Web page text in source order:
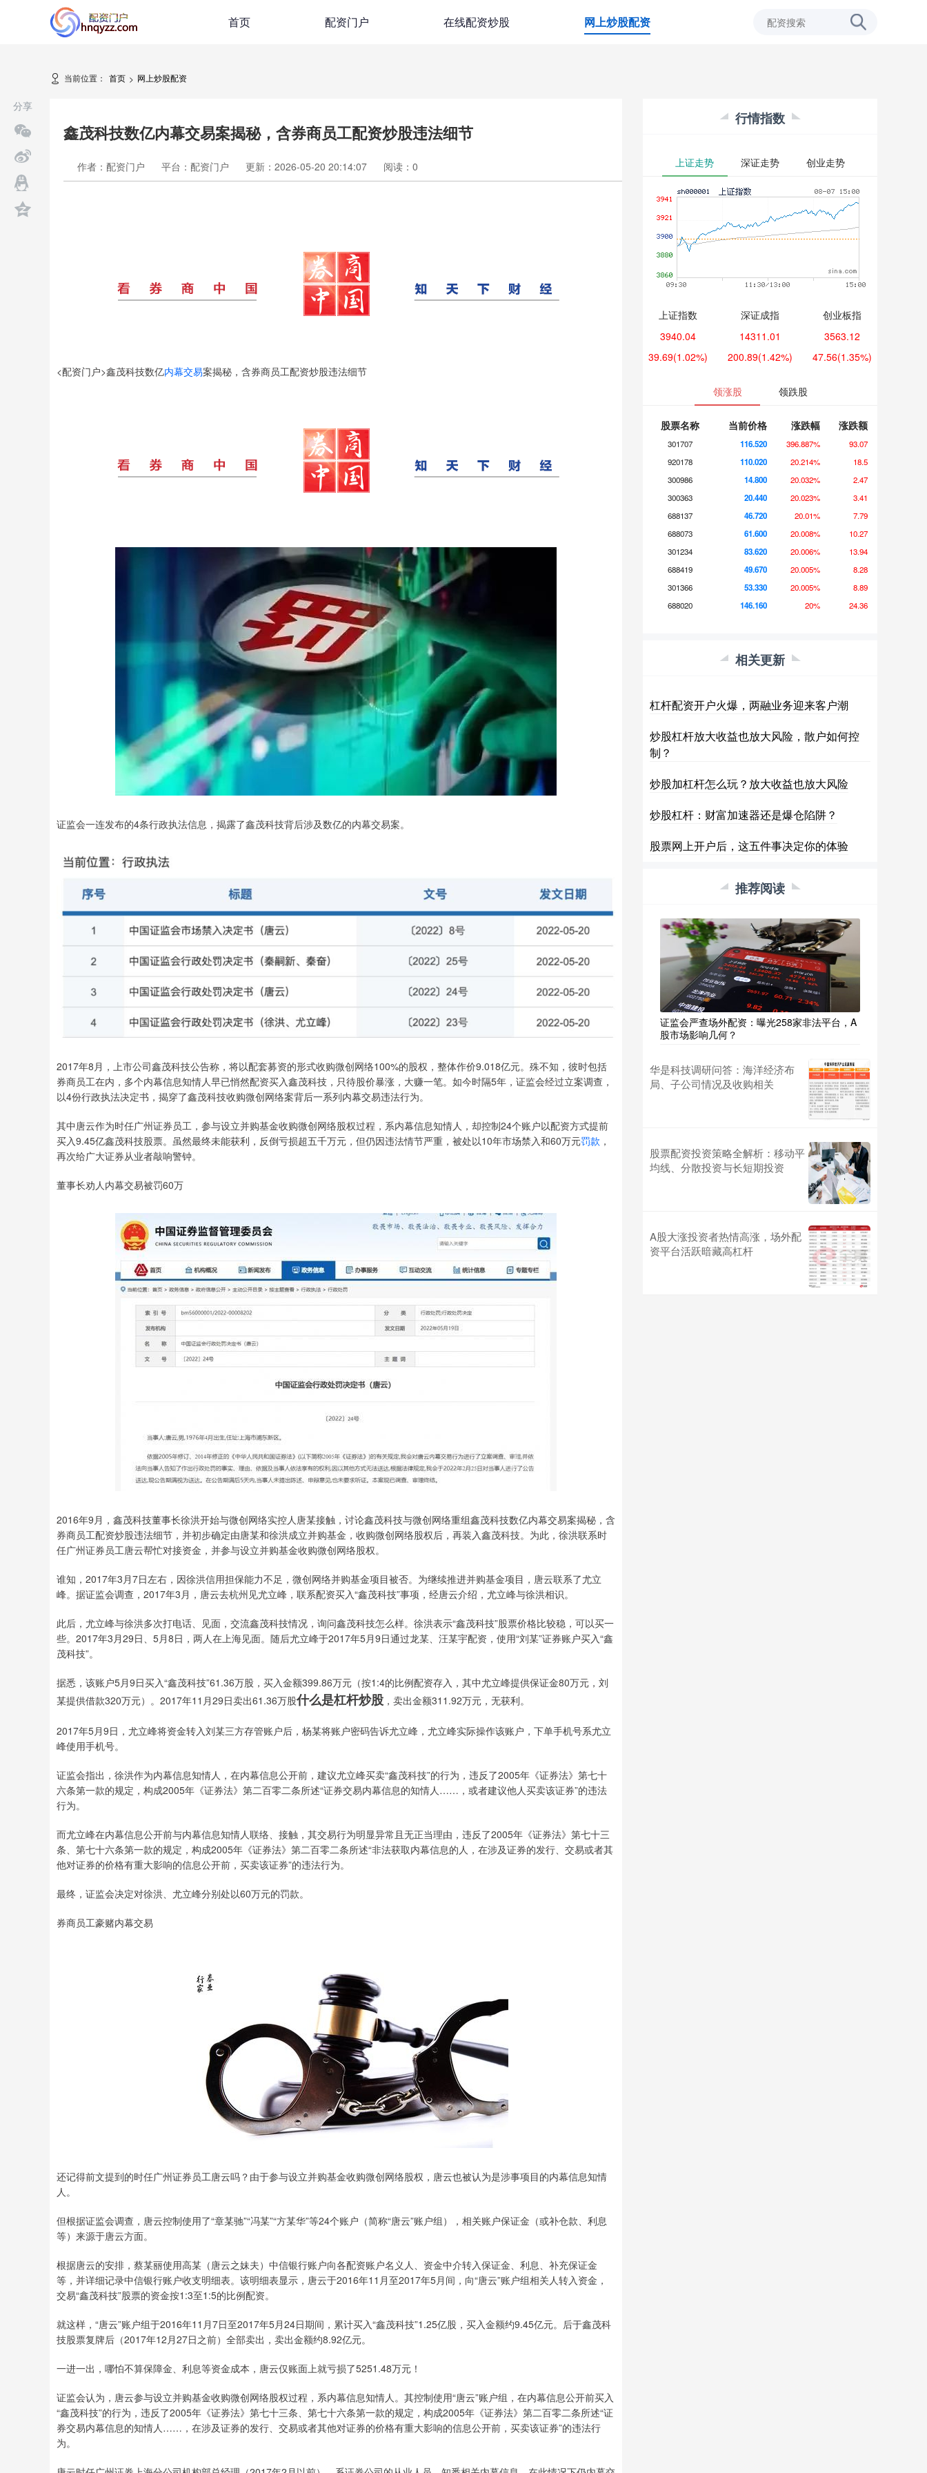
首页 配资门户 在线配资炒股 网上炒股配资
当前位置： 首页 > 网上炒股配资
鑫茂科技数亿内幕交易案揭秘，含券商员工配资炒股违法细节
作者：配资门户 平台：配资门户 更新：2026-05-20 20:14:07 阅读： 0
<配资门户>鑫茂科技数亿内幕交易案揭秘，含券商员工配资炒股违法细节
证监会一连发布的4条行政执法信息，揭露了鑫茂科技背后涉及数亿的内幕交易案。
2017年8月，上市公司鑫茂科技公告称，将以配套募资的形式收购微创网络100%的股权，整体作价9.018亿元。殊不知，彼时包括
券商员工在内，多个内幕信息知情人早已悄然配资买入鑫茂科技，只待股价暴涨，大赚一笔。如今时隔5年，证监会经过立案调查，
以4份行政执法决定书，揭穿了鑫茂科技收购微创网络案背后一系列内幕交易违法行为。
其中唐云作为时任广州证券员工，参与设立并购基金收购微创网络股权过程，系内幕信息知情人，却控制24个账户以配资方式提前
买入9.45亿鑫茂科技股票。虽然最终未能获利，反倒亏损超五千万元，但仍因违法情节严重，被处以10年市场禁入和60万元罚款 ，
再次给广大证券从业者敲响警钟。
董事长劝人内幕交易被罚60万
2016年9月，鑫茂科技董事长徐洪开始与微创网络实控人唐某接触，讨论鑫茂科技与微创网络重组鑫茂科技数亿内幕交易案揭秘，含
券商员工配资炒股违法细节，并初步确定由唐某和徐洪成立并购基金，收购微创网络股权后，再装入鑫茂科技。为此，徐洪联系时
任广州证券员工唐云帮忙对接资金，并参与设立并购基金收购微创网络股权。
谁知，2017年3月7日左右，因徐洪信用担保能力不足，微创网络并购基金项目被否。为继续推进并购基金项目，唐云联系了尤立
峰。据证监会调查，2017年3月，唐云去杭州见尤立峰，联系配资买入“鑫茂科技”事项，经唐云介绍，尤立峰与徐洪相识。
此后，尤立峰与徐洪多次打电话、见面，交流鑫茂科技情况，询问鑫茂科技怎么样。徐洪表示“鑫茂科技”股票价格比较稳，可以买一
些。2017年3月29日、5月8日，两人在上海见面。随后尤立峰于2017年5月9日通过龙某、汪某宇配资，使用“刘某”证券账户买入“鑫
茂科技”。
据悉，该账户5月9日买入“鑫茂科技”61.36万股，买入金额399.86万元（按1:4的比例配资存入，其中尤立峰提供保证金80万元，刘
某提供借款320万元）。2017年11月29日卖出61.36万股什么是杠杆炒股 ，卖出金额311.92万元，无获利。
2017年5月9日，尤立峰将资金转入刘某三方存管账户后，杨某将账户密码告诉尤立峰，尤立峰实际操作该账户，下单手机号系尤立
峰使用手机号。
证监会指出，徐洪作为内幕信息知情人，在内幕信息公开前，建议尤立峰买卖“鑫茂科技”的行为，违反了2005年《证券法》第七十
六条第一款的规定，构成2005年《证券法》第二百零二条所述“证券交易内幕信息的知情人……，或者建议他人买卖该证券”的违法
行为。
而尤立峰在内幕信息公开前与内幕信息知情人联络、接触，其交易行为明显异常且无正当理由，违反了2005年《证券法》第七十三
条、第七十六条第一款的规定，构成2005年《证券法》第二百零二条所述“非法获取内幕信息的人，在涉及证券的发行、交易或者其
他对证券的价格有重大影响的信息公开前，买卖该证券”的违法行为。
最终，证监会决定对徐洪、尤立峰分别处以60万元的罚款。
券商员工豪赌内幕交易
还记得前文提到的时任广州证券员工唐云吗？由于参与设立并购基金收购微创网络股权，唐云也被认为是涉事项目的内幕信息知情
人。
但根据证监会调查，唐云控制使用了“章某驰”“冯某”“方某华”等24个账户（简称“唐云”账户组），相关账户保证金（或补仓款、利息
等）来源于唐云方面。
根据唐云的安排，蔡某丽使用高某（唐云之妹夫）中信银行账户向各配资账户名义人、资金中介转入保证金、利息、补充保证金
等，并详细记录中信银行账户收支明细表。该明细表显示，唐云于2016年11月至2017年5月间，向“唐云”账户组相关人转入资金，
交易“鑫茂科技”股票的资金按1:3至1:5的比例配资。
就这样，“唐云”账户组于2016年11月7日至2017年5月24日期间，累计买入“鑫茂科技”1.25亿股，买入金额约9.45亿元。后于鑫茂科
技股票复牌后（2017年12月27日之前）全部卖出，卖出金额约8.92亿元。
一进一出，哪怕不算保障金、利息等资金成本，唐云仅账面上就亏损了5251.48万元！
证监会认为，唐云参与设立并购基金收购微创网络股权过程，系内幕信息知情人。其控制使用“唐云”账户组，在内幕信息公开前买入
“鑫茂科技”的行为，违反了2005年《证券法》第七十三条、第七十六条第一款的规定，构成2005年《证券法》第二百零二条所述“证
券交易内幕信息的知情人……，在涉及证券的发行、交易或者其他对证券的价格有重大影响的信息公开前，买卖该证券”的违法行
为。
分享
行情指数
上证走势 深证走势 创业走势
上证指数
3940.04
39.69(1.02%)
深证成指
14311.01
200.89(1.42%)
创业板指
3563.12
47.56(1.35%)
领涨股 领跌股
股票名称 当前价格 涨跌幅 涨跌额
301707 116.520 396.887%
93.07
920178
110.020 20.214%
18.5
300986
14.800 20.032%
2.47
300363
20.440 20.023%
3.41
688137
46.720 20.01%
7.79
688073
61.600 20.008%
10.27
301234
83.620 20.006%
13.94
688419
49.670 20.005%
8.28
301366
53.330 20.005%
8.89
688020
146.160 20% 24.36
相关更新
杠杆配资开户火爆，两融业务迎来客户潮
炒股杠杆放大收益也放大风险，散户如何控
制？
炒股加杠杆怎么玩？放大收益也放大风险
炒股杠杆：财富加速器还是爆仓陷阱？
股票网上开户后，这五件事决定你的体验
推荐阅读
证监会严查场外配资：曝光258家非法平台，A
股市场影响几何？
华是科技调研问答：海洋经济布
局、子公司情况及收购相关
股票配资投资策略全解析：移动平
均线、分散投资与长短期投资
A股大涨投资者热情高涨，场外配
资平台活跃暗藏高杠杆